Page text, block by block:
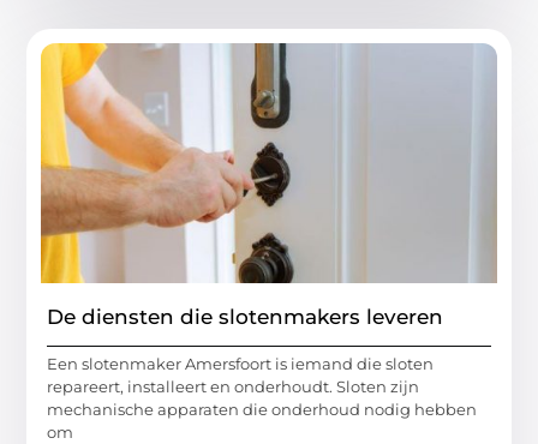
De diensten die slotenmakers leveren
Een slotenmaker Amersfoort is iemand die sloten
repareert, installeert en onderhoudt. Sloten zijn
mechanische apparaten die onderhoud nodig hebben
om